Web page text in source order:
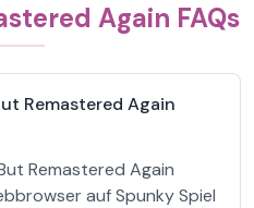
Again FAQs
Remastered Again
Remastered Again
auf Spunky Spiel